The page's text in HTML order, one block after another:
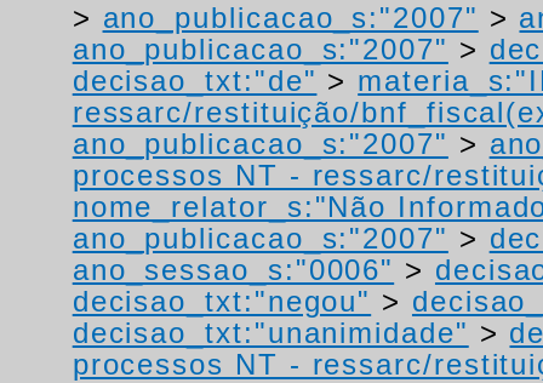
> ano_publicacao_s:"2007" >
ano_publicacao_s:"2007" >
decisao_txt:"de" >
ressarc/restituição/
ano_publicacao_s:"2007" >
processos NT - ressarc/
nome_relator_s:"Não
ano_publicacao_s:"2007" >
ano_sessao_s:"0006" >
decisao_txt:"negou" >
decisao_txt:"unanimidade" >
processos NT - ressarc/